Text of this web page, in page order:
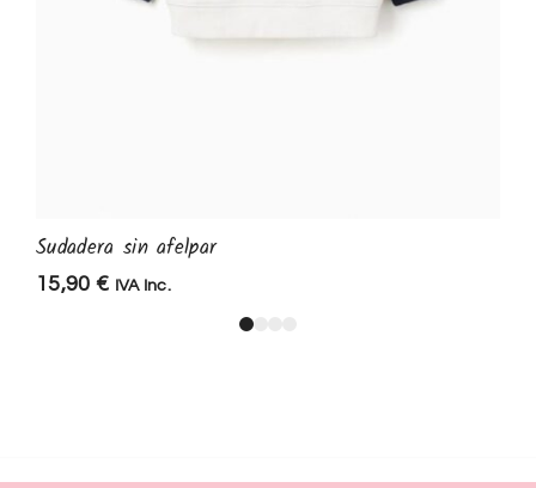
Sudadera sin afelpar
15,90 € IVA Inc.